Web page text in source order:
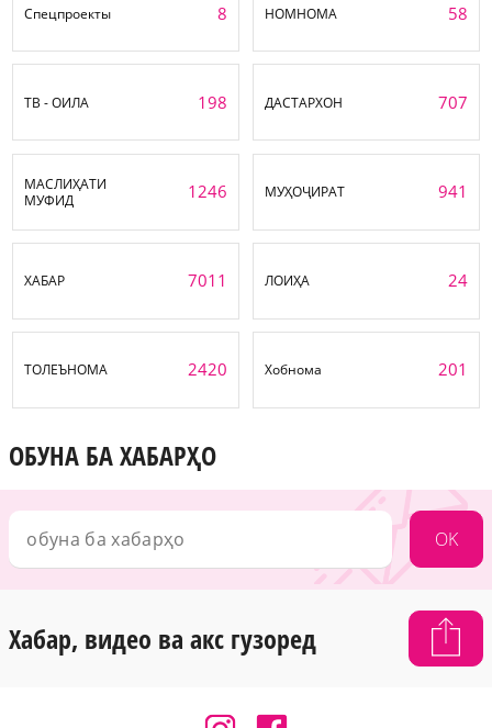
Спецпроекты 8 НОМНОМА 58
ТВ - ОИЛА 198 ДАСТАРХОН 707
МАСЛИҲАТИ
МУФИД
1246 МУҲОҶИРАТ 941
ХАБАР 7011 ЛОИҲА 24
ТОЛЕЪНОМА 2420 Хобнома 201
ОБУНА БА ХАБАРҲО
OK
Хабар, видео ва акс гузоред